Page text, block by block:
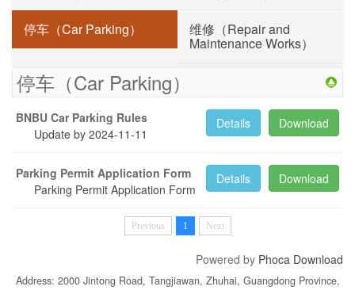
停车（Car Parking） 维修（Repair and
Maintenance Works）
停车（Car Parking）
BNBU Car Parking Rules
Update by 2024-11-11
Download
Details
Parking Permit Application Form
Parking Permit Application Form
Download
Details
Previous 1 Next
Powered by Phoca Download
Address: 2000 Jintong Road, Tangjiawan, Zhuhai, Guangdong Province,